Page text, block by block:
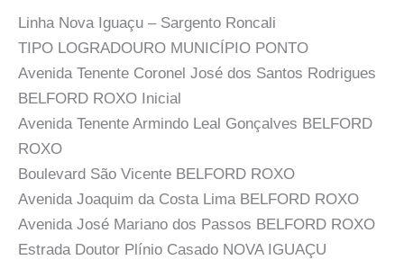
Linha Nova Iguaçu – Sargento Roncali
TIPO LOGRADOURO MUNICÍPIO PONTO
Avenida Tenente Coronel José dos Santos Rodrigues
BELFORD ROXO Inicial
Avenida Tenente Armindo Leal Gonçalves BELFORD
ROXO
Boulevard São Vicente BELFORD ROXO
Avenida Joaquim da Costa Lima BELFORD ROXO
Avenida José Mariano dos Passos BELFORD ROXO
Estrada Doutor Plínio Casado NOVA IGUAÇU